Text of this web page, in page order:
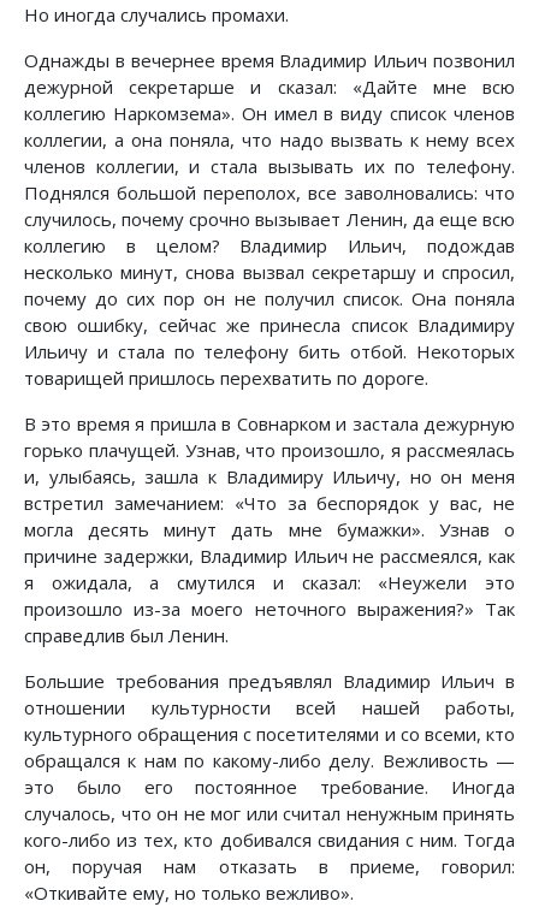
Но иногда случались промахи.
Однажды в вечернее время Владимир Ильич позвонил
дежурной секретарше и сказал: «Дайте мне всю
коллегию Наркомзема». Он имел в виду список членов
коллегии, а она поняла, что надо вызвать к нему всех
членов коллегии, и стала вызывать их по телефону.
Поднялся большой переполох, все заволновались: что
случилось, почему срочно вызывает Ленин, да еще всю
коллегию в целом? Владимир Ильич, подождав
несколько минут, снова вызвал секретаршу и спросил,
почему до сих пор он не получил список. Она поняла
свою ошибку, сейчас же принесла список Владимиру
Ильичу и стала по телефону бить отбой. Некоторых
товарищей пришлось перехватить по дороге.
В это время я пришла в Совнарком и застала дежурную
горько плачущей. Узнав, что произошло, я рассмеялась
и, улыбаясь, зашла к Владимиру Ильичу, но он меня
встретил замечанием: «Что за беспорядок у вас, не
могла десять минут дать мне бумажки». Узнав о
причине задержки, Владимир Ильич не рассмеялся, как
я ожидала, а смутился и сказал: «Неужели это
произошло из-за моего неточного выражения?» Так
справедлив был Ленин.
Большие требования предъявлял Владимир Ильич в
отношении культурности всей нашей работы,
культурного обращения с посетителями и со всеми, кто
обращался к нам по какому-либо делу. Вежливость —
это было его постоянное требование. Иногда
случалось, что он не мог или считал ненужным принять
кого-либо из тех, кто добивался свидания с ним. Тогда
он, поручая нам отказать в приеме, говорил:
«Откивайте ему, но только вежливо».